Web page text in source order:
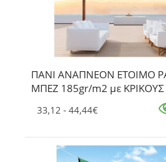
ΠΑΝΙ ΑΝΑΠΝΕΟΝ ΕΤΟΙΜΟ
ΜΠΕΖ 185gr/m2 με ΚΡΙΚΟΥΣ
33,12 - 44,44€